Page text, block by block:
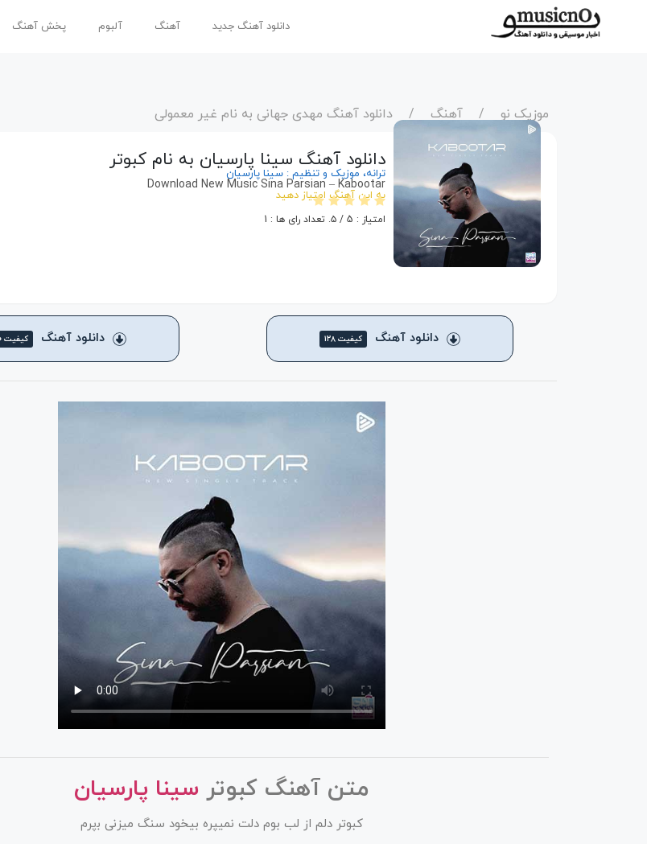
دانلود آهنگ جدید آهنگ آلبوم پخش آهنگ
موزیک نو آهنگ دانلود آهنگ مهدی جهانی به نام غیر معمولی
دانلود آهنگ سینا پارسیان به نام کبوتر
ترانه، موزیک و تنظیم : سینا پارسیان
Download New Music Sina Parsian – Kabootar
به این آهنگ امتیاز دهید
امتیاز : 5 / ۵. تعداد رای ها : 1
دانلود آهنگ کیفیت ۱۲۸ دانلود آهنگ کیفیت ۳۲۰
متن آهنگ کبوتر سینا پارسیان
ﻛﺒﻮﺗﺮ دﻟﻢ از ﻟﺐ ﺑﻮم دﻟﺖ ﻧﻤﻴﭙﺮه ﺑﻴﺨﻮد ﺳﻨﮓ ﻣﻴﺰﻧﻰ ﺑﭘﺮم